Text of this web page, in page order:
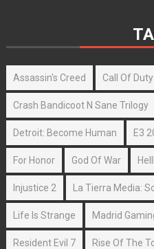
Assassin's Creed Call Of
Crash Bandicoot N Sane Trilogy
Detroit: Become Human E3
For Honor God Of War
Injustice 2 La Tierra Media:
Life Is Strange Madrid
Resident Evil 7 Rise Of The